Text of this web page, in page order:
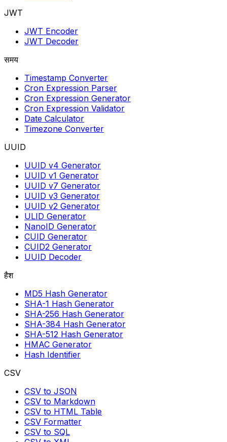
JWT
JWT Encoder
JWT Decoder
समय
Timestamp Converter
Cron Expression Parser
Cron Expression Generator
Cron Expression Validator
Date Calculator
Timezone Converter
UUID
UUID v4 Generator
UUID v1 Generator
UUID v7 Generator
UUID v3 Generator
UUID v2 Generator
ULID Generator
NanoID Generator
CUID Generator
CUID2 Generator
UUID Decoder
हैश
MD5 Hash Generator
SHA-1 Hash Generator
SHA-256 Hash Generator
SHA-384 Hash Generator
SHA-512 Hash Generator
HMAC Generator
Hash Identifier
CSV
CSV to JSON
CSV to Markdown
CSV to HTML Table
CSV Formatter
CSV to SQL